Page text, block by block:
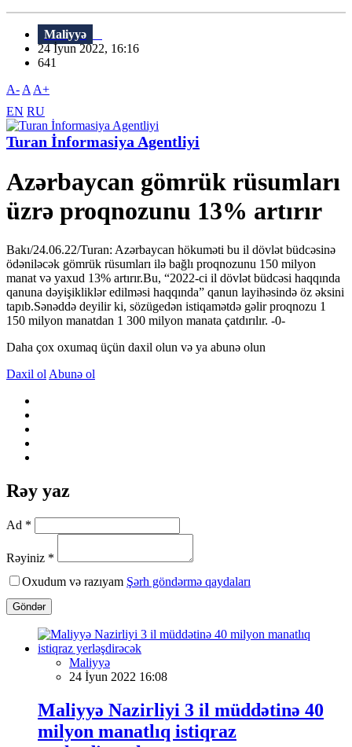
Maliyyə
24 İyun 2022, 16:16
641
A- A A+
EN RU
Turan İnformasiya Agentliyi
Azərbaycan gömrük rüsumları
üzrə proqnozunu 13% artırır
Bakı/24.06.22/Turan: Azərbaycan hökuməti bu il dövlət büdcəsinə
ödəniləcək gömrük rüsumları ilə bağlı proqnozunu 150 milyon
manat və yaxud 13% artırır.Bu, “2022-ci il dövlət büdcəsi haqqında
qanuna dəyişikliklər edilməsi haqqında” qanun layihəsində öz əksini
tapıb.Sənəddə deyilir ki, sözügedən istiqamətdə gəlir proqnozu 1
150 milyon manatdan 1 300 milyon manata çatdırılır. -0-
Daha çox oxumaq üçün daxil olun və ya abunə olun
Daxil ol Abunə ol
Rəy yaz
Ad *
Rəyiniz *
Oxudum və razıyam Şərh göndərmə qaydaları
Göndər
Maliyyə
24 İyun 2022 16:08
Maliyyə Nazirliyi 3 il müddətinə 40
milyon manatlıq istiqraz